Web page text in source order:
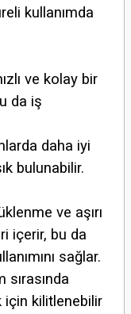
kullanımda
ve kolay bir
da iş
daha iyi
bulunabilir.
ve aşırı
içerir, bu da
sağlar.
için kilitlenebilir